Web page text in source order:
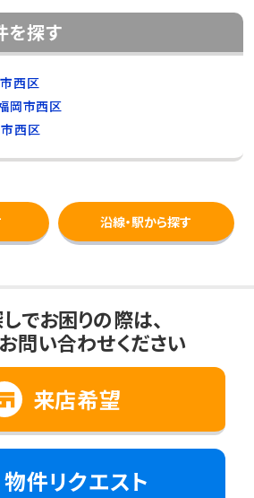
を探す
西区
岡市西区
西区
沿線・駅から探す
でお困りの際は、
問い合わせください
来店希望
物件リクエスト